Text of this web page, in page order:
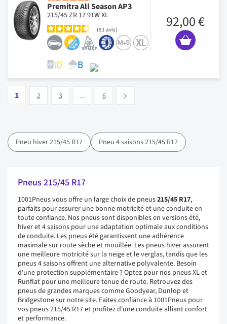
Premitra All Season AP3
215/45 ZR 17 91W XL
91 avis 92,00 €
Vous lisez actuellement la page
1 2 3 … 6
Pneu hiver 215/45 R17 Pneu 4 saisons 215/45 R17
Pneus 215/45 R17
1001Pneus vous offre un large choix de pneus215/45 R17,
parfaits pour assurer une bonne motricité et une conduite en
toute confiance. Nos pneus sont disponibles en versions été,
hiver et 4 saisons pour une adaptation optimale aux conditions
de conduite. Les pneus été garantissent une adhérence
maximale sur route sèche et mouillée. Les pneus hiver assurent
une meilleure motricité sur la neige et le verglas, tandis que les
pneus 4 saisons offrent une alternative polyvalente. Besoin
d'une protection supplémentaire ? Optez pour nos pneus XL et
Runflat pour une meilleure tenue de route. Retrouvez des
pneus de grandes marques comme Goodyear, Dunlop et
Bridgestone sur notre site. Faites confiance à 1001Pneus pour
vos pneus 215/45 R17 et profitez d'une conduite alliant confort
et performance.